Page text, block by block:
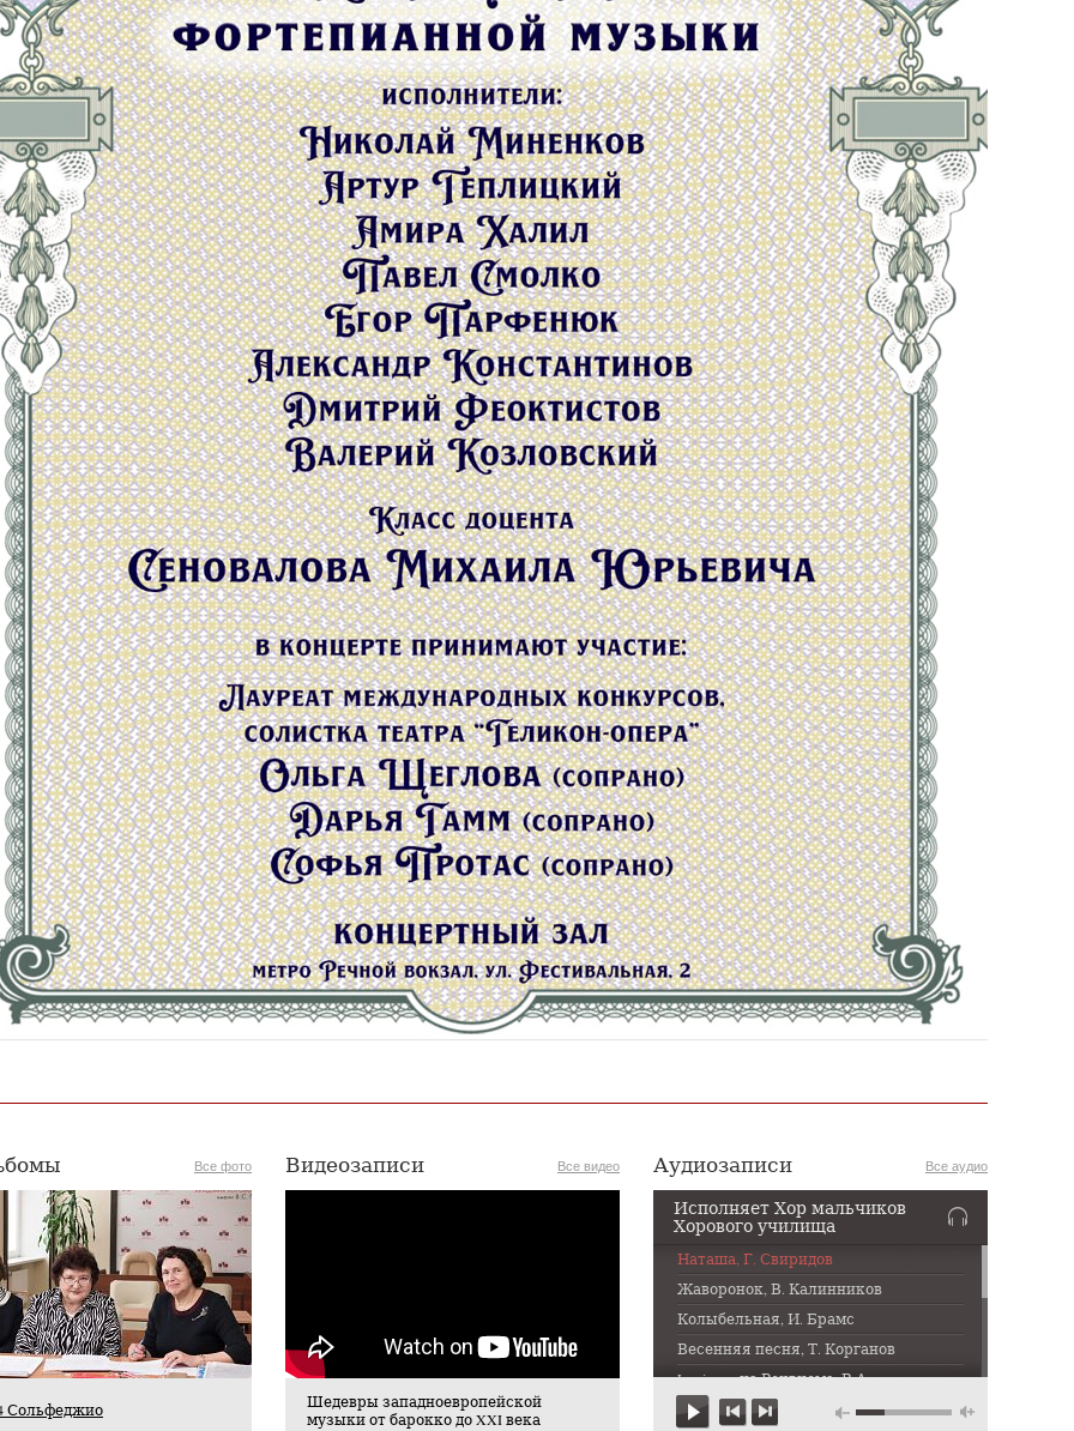
Все фото Видеозаписи Все видео Аудиозаписи Все аудио
Сольфеджио
Шедевры западноевропейской
музыки от барокко до XXI века
Исполняет Хор мальчиков
Хорового училища
Наташа, Г. Свиридов
Жаворонок, В. Калинников
Колыбельная, И. Брамс
Весенняя песня, Т. Корганов
Lacrimosa из Реквиема, В.А.
Моцарт
То не белая береза, Русская